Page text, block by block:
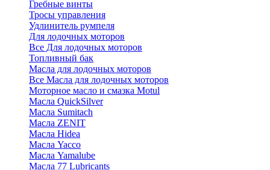
Гребные винты
Тросы управления
Удлинитель румпеля
Для лодочных моторов
Все Для лодочных моторов
Топливный бак
Масла для лодочных моторов
Все Масла для лодочных моторов
Моторное масло и смазка Motul
Масла QuickSilver
Масла Sumitach
Масла ZENIT
Масла Hidea
Масла Yacco
Масла Yamalube
Масла 77 Lubricants